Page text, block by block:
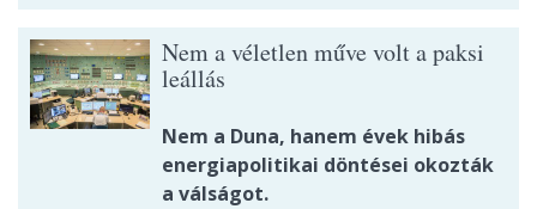
Nem a véletlen műve volt a paksi
leállás
Nem a Duna, hanem évek hibás
energiapolitikai döntései okozták
a válságot.